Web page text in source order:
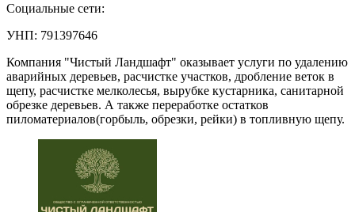
Социальные сети:
УНП: 791397646
Компания "Чистый Ландшафт" оказывает услуги по удалению
аварийных деревьев, расчистке участков, дробление веток в
щепу, расчистке мелколесья, вырубке кустарника, санитарной
обрезке деревьев. А также переработке остатков
пиломатериалов(горбыль, обрезки, рейки) в топливную щепу.